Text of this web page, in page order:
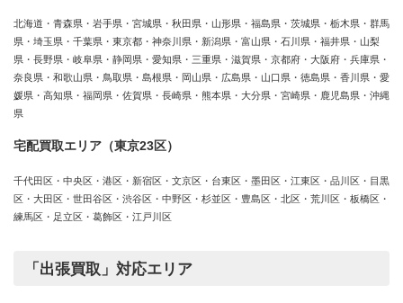
北海道・青森県・岩手県・宮城県・秋田県・山形県・福島県・茨城県・栃木県・群馬
県・埼玉県・千葉県・東京都・神奈川県・新潟県・富山県・石川県・福井県・山梨
県・長野県・岐阜県・静岡県・愛知県・三重県・滋賀県・京都府・大阪府・兵庫県・
奈良県・和歌山県・鳥取県・島根県・岡山県・広島県・山口県・徳島県・香川県・愛
媛県・高知県・福岡県・佐賀県・長崎県・熊本県・大分県・宮崎県・鹿児島県・沖縄
県
宅配買取エリア（東京23区）
千代田区・中央区・港区・新宿区・文京区・台東区・墨田区・江東区・品川区・目黒
区・大田区・世田谷区・渋谷区・中野区・杉並区・豊島区・北区・荒川区・板橋区・
練馬区・足立区・葛飾区・江戸川区
「出張買取」対応エリア